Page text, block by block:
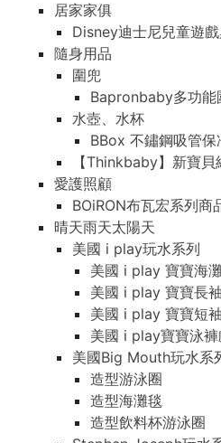
居家家俱
Disney迪士尼兒童遊
隨身用品
圍兜
Bapronbaby多功能
水壺、水杯
BBox 不鏽鋼吸管保
【Thinkbaby】新寶
愛護照顧
BOiRON布瓦宏系列商
晴天雨天太陽天
美國 i play玩水系列
美國 i play 寶寶海
美國 i play 寶寶長
美國 i play 寶寶短
美國 i play寶寶泳
美國Big Mouth玩水系
造型游泳圈
造型海灘毯
造型飲料杯游泳圈